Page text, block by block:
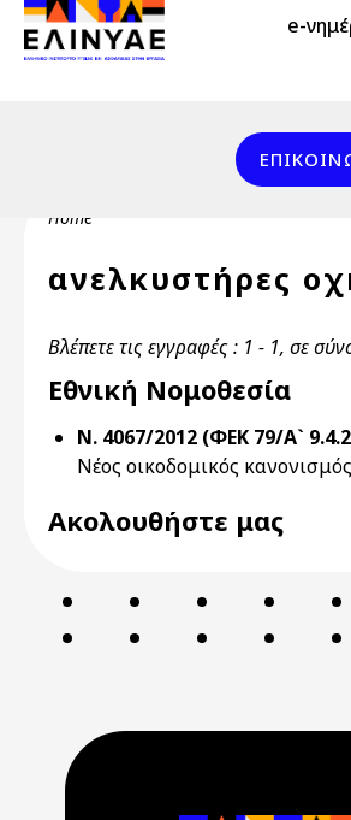
Skip to main content
Header Top 2 e-
Header Top
Επικοινωνία
Breadcrumb
Home
ανελκυστήρες
Βλέπετε τις εγγραφές : 1 - 1, σε
Εθνική Νομοθεσία
Ν. 4067/2012 (ΦΕΚ 79/Α`
Νέος οικοδομικός κανονισμός
Ακολουθήστε μας